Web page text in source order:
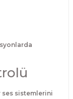
ses sistemlerini